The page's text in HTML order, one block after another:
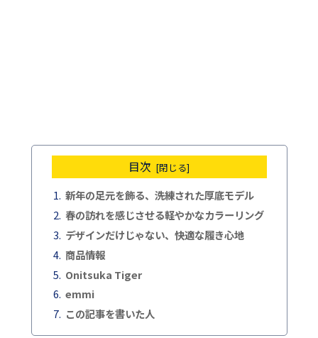
目次
新年の足元を飾る、洗練された厚底モデル
春の訪れを感じさせる軽やかなカラーリング
デザインだけじゃない、快適な履き心地
商品情報
Onitsuka Tiger
emmi
この記事を書いた人